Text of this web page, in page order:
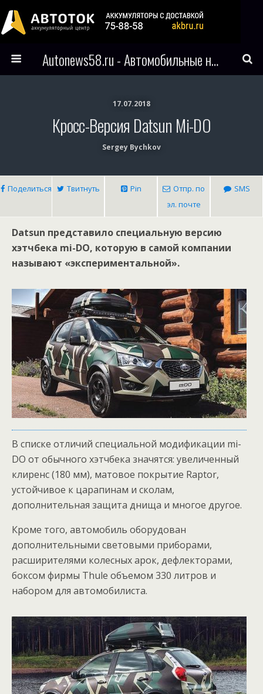
Autonews58.ru - Автомобильные новости Пензы и всего мира
17.07.2018
Кросс-Версия Datsun Mi-DO
Sergey Bychkov
Поделиться Твитнуть Pin
Отпр. по
эл. почте
SMS
Datsun представило специальную версию
хэтчбека mi-DO, которую в самой компании
называют «экспериментальной».
В списке отличий специальной модификации mi-
DO от обычного хэтчбека значятся: увеличенный
клиренс (180 мм), матовое покрытие Raptor,
устойчивое к царапинам и сколам,
дополнительная защита днища и многое другое.
Кроме того, автомобиль оборудован
дополнительными световыми приборами,
расширителями колесных арок, дефлекторами,
боксом фирмы Thule объемом 330 литров и
набором для автомобилиста.